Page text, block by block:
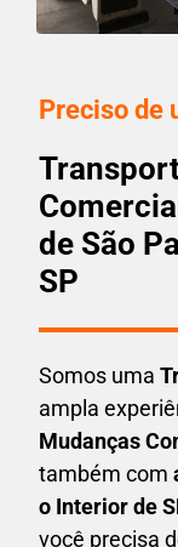
Preciso de
de São
SP
Somos uma T
ampla
Mudanças
também com
o Interior de
você precisa